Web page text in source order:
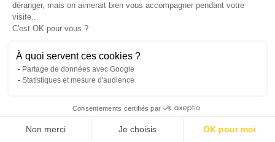
déranger, mais on aimerait bien vous accompagner pendant votre
visite...
C'est OK pour vous ?
À quoi servent ces cookies ?
Partage de données avec Google
Statistiques et mesure d'audience
Consentements certifiés par
Non merci Je choisis OK pour moi